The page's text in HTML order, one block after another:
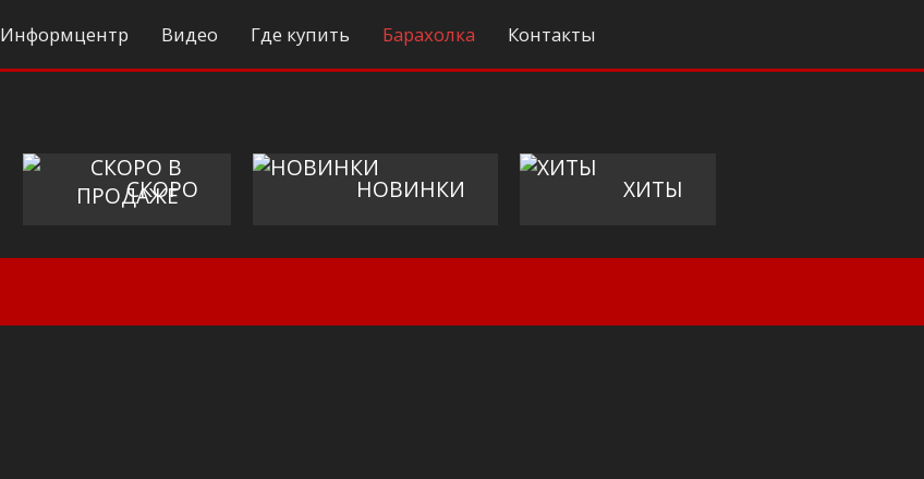
Информцентр Видео Где купить Барахолка Контакты
СКОРО НОВИНКИ ХИТЫ